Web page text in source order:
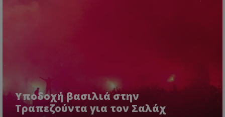
Υποδοχή βασιλιά στην
Τραπεζούντα για τον Σαλάχ